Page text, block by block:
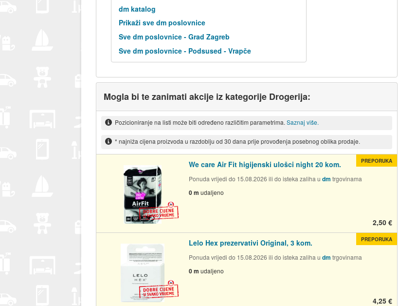
dm katalog
Prikaži sve dm poslovnice
Sve dm poslovnice - Grad Zagreb
Sve dm poslovnice - Podsused - Vrapče
Mogla bi te zanimati akcije iz kategorije Drogerija:
Pozicioniranje na listi može biti određeno različitim parametrima. Saznaj više.
* najniža cijena proizvoda u razdoblju od 30 dana prije provođenja posebnog oblika prodaje.
We care Air Fit higijenski ulošci night 20 kom.
Ponuda vrijedi do 15.08.2026 ili do isteka zaliha u dm trgovinama
0 m udaljeno
2,50 €
PREPORUKA
Lelo Hex prezervativi Original, 3 kom.
Ponuda vrijedi do 15.08.2026 ili do isteka zaliha u dm trgovinama
0 m udaljeno
4,25 €
PREPORUKA